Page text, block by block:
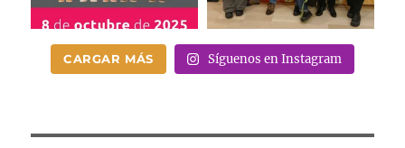
CARGAR MÁS Síguenos en Instagram